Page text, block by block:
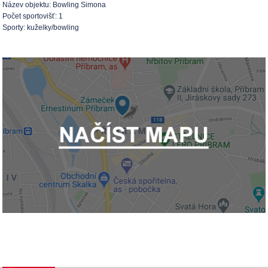
Název objektu: Bowling Simona
Počet sportovišť: 1
Sporty: kuželky/bowling